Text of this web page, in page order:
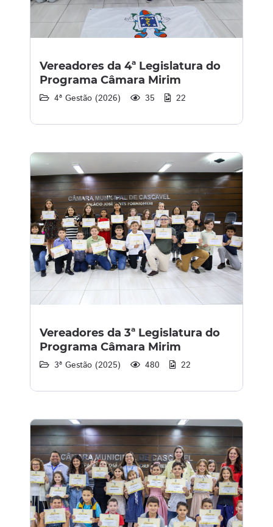
Vereadores da 4ª Legislatura do
Programa Câmara Mirim
4ª Gestão (2026) 35 22
Vereadores da 3ª Legislatura do
Programa Câmara Mirim
3ª Gestão (2025) 480 22